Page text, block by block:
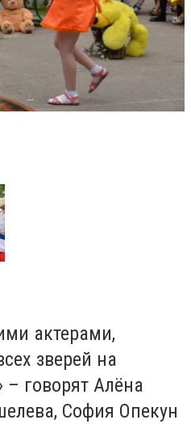
актерами,
зверей на
– говорят Алёна
София Опекун